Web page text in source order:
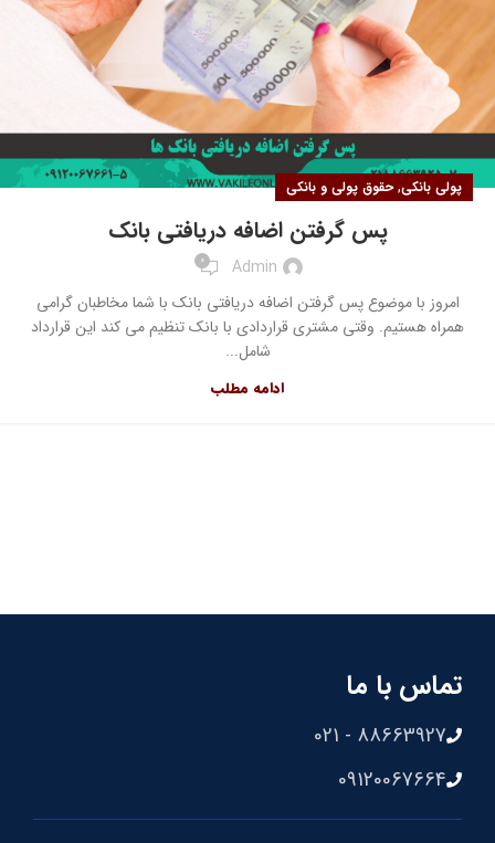
پولی بانکی,حقوق پولی و بانکی
پس گرفتن اضافه دریافتی بانک
Admin
0
امروز با موضوع پس گرفتن اضافه دریافتی بانک با شما مخاطبان گرامی
همراه هستیم. وقتی مشتری قراردادی با بانک تنظیم می کند این قرارداد
شامل...
ادامه مطلب
تماس با ما
88663927 - 021
09120067664